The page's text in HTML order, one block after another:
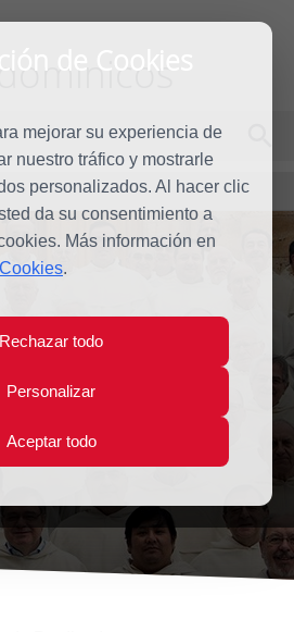
de Cookies
mejorar su experiencia de
nuestro tráfico y mostrarle
personalizados. Al hacer clic
da su consentimiento a
Más información en
.
Rechazar todo
Personalizar
Aceptar todo
España